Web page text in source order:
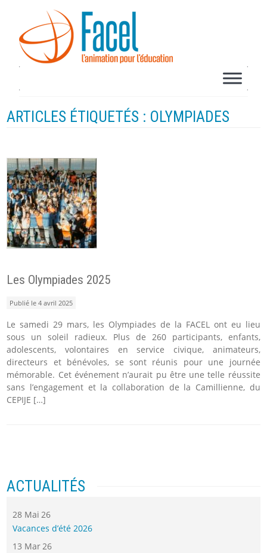
ARTICLES ÉTIQUETÉS : OLYMPIADES
Les Olympiades 2025
Publié le 4 avril 2025
Le samedi 29 mars, les Olympiades de la FACEL ont eu lieu
sous un soleil radieux. Plus de 260 participants, enfants,
adolescents, volontaires en service civique, animateurs,
directeurs et bénévoles, se sont réunis pour une journée
mémorable. Cet événement n’aurait pu être une telle réussite
sans l’engagement et la collaboration de la Camillienne, du
CEPIJE […]
ACTUALITÉS
28 Mai 26
Vacances d’été 2026
13 Mar 26